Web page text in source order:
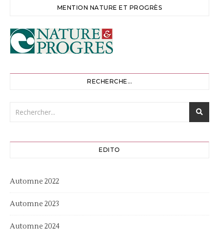
MENTION NATURE ET PROGRÈS
RECHERCHE…
EDITO
Automne 2022
Automne 2023
Automne 2024